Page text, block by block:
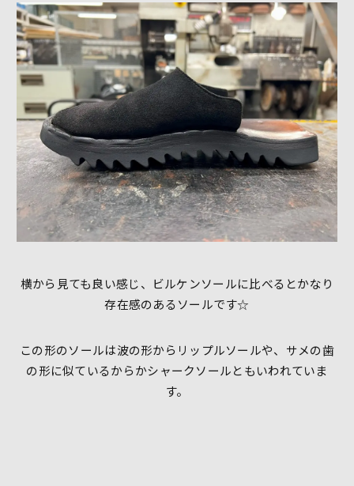
横から見ても良い感じ、ビルケンソールに比べるとかなり
存在感のあるソールです☆
この形のソールは波の形からリップルソールや、サメの歯
の形に似ているからかシャークソールともいわれていま
す。